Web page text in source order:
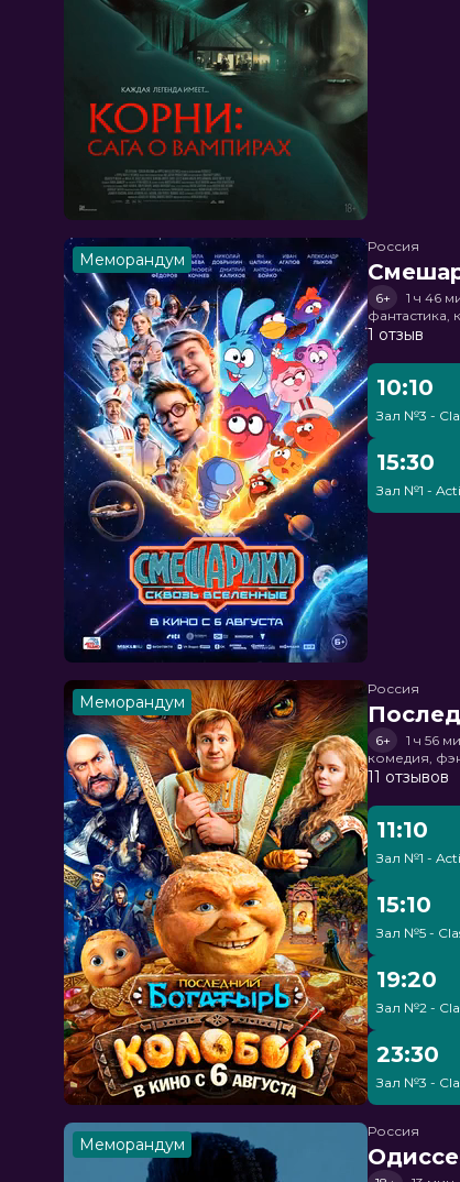
Меморандум
Россия
6+
1 ч 46
1 отзыв
10:10
Зал №3 -
15:30
Зал №1 -
Меморандум
Россия
6+
1 ч 56
комедия,
11 отзывов
11:10
Зал №1 -
15:10
Зал №5 -
19:20
Зал №2 -
23:30
Зал №3 -
Меморандум
Россия